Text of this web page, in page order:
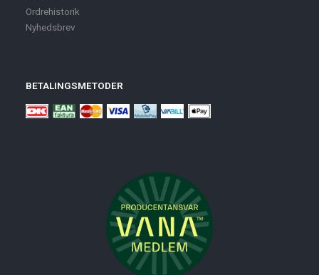
Ordrehistorik
Nyhedsbrev
BETALINGSMETODER